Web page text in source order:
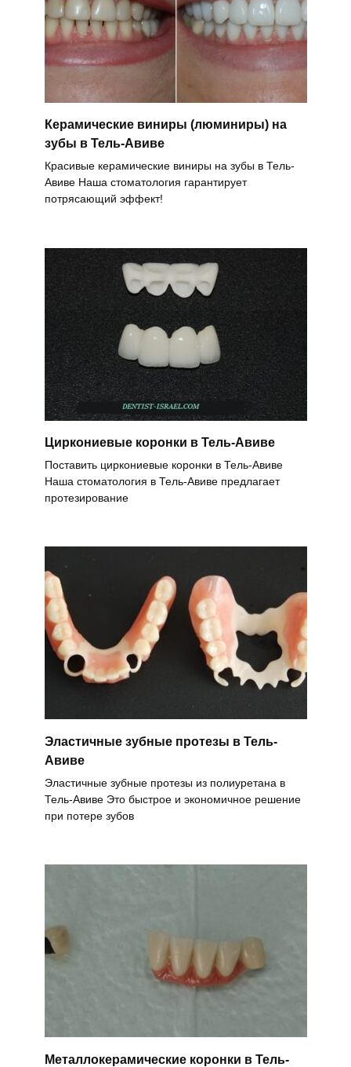
Керамические виниры (люминиры) на
зубы в Тель-Авиве
Красивые керамические виниры на зубы в Тель-
Авиве Наша стоматология гарантирует
потрясающий эффект!
Циркониевые коронки в Тель-Авиве
Поставить циркониевые коронки в Тель-Авиве
Наша стоматология в Тель-Авиве предлагает
протезирование
Эластичные зубные протезы в Тель-
Авиве
Эластичные зубные протезы из полиуретана в
Тель-Авиве Это быстрое и экономичное решение
при потере зубов
Металлокерамические коронки в Тель-